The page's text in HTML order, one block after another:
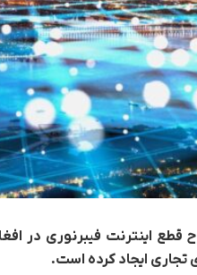
قطع اینترنت فیبرنوری در
ایجاد کرده است.